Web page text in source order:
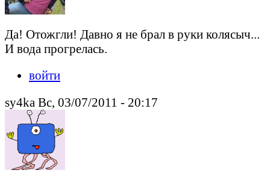
Да! Отожгли! Давно я не брал в руки колясыч...
И вода прогрелась.
войти
sy4ka Вс, 03/07/2011 - 20:17